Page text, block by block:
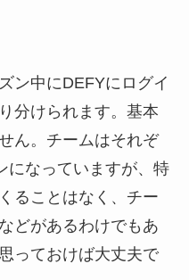
ン中にDEFYにログイ
分けられます。基本
ん。チームはそれぞ
になっていますが、特
ることはなく、チー
どがあるわけでもあ
っておけば大丈夫で